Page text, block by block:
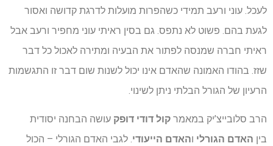
לעכל. עוני ורעב תמידי כשהפרות מועלות לדרגת קדושה ואסור
לגעת בהם. פשוט לא נתפס. גם בסין ראיתי עוני מחפיר ורעב אבל
ראיתי חברה שמנסה לפתור את הבעיה ומתירה לאכול כל דבר
שזז. בהודו האמונה שהאדם אינו יכול לשנות שום דבר זו התגשמות
הרעיון של הגורל הבלתי ניתן לשינוי.
הרב סלובייצ’יק במאמר קול דודי דופק עושה הבחנה יסודית
בין האדם הגורלי והאדם הייעודי. לגבי האדם הגורלי – הכול